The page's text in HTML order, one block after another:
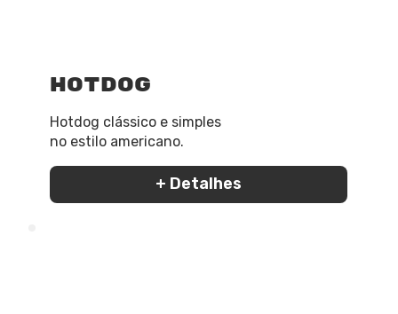
HotDog
Hotdog clássico e simples
no estilo americano.
+ Detalhes